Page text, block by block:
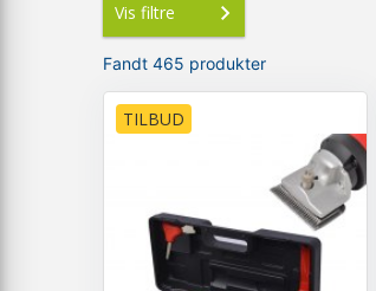
Vis filtre
Fandt 465 produkter
TILBUD